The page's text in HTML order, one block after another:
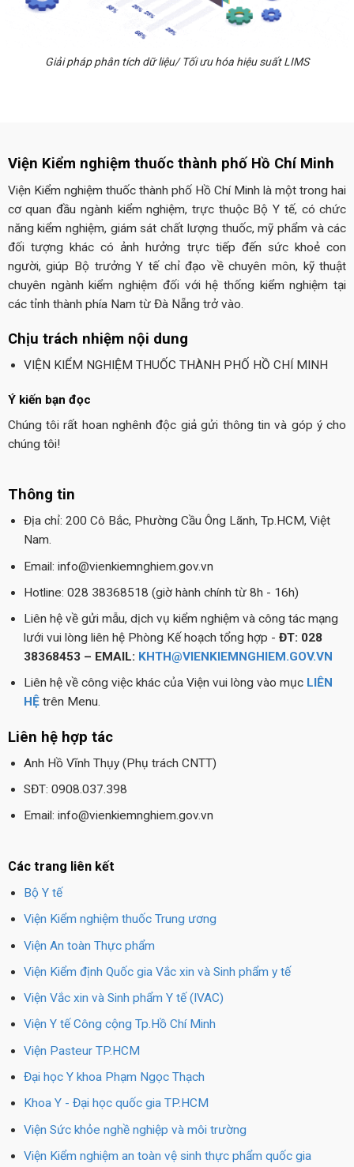
Giải pháp phân tích dữ liệu/ Tối ưu hóa hiệu suất LIMS
Viện Kiểm nghiệm thuốc thành phố Hồ Chí Minh
Viện Kiểm nghiệm thuốc thành phố Hồ Chí Minh là một trong hai
cơ quan đầu ngành kiểm nghiệm, trực thuộc Bộ Y tế, có chức
năng kiểm nghiệm, giám sát chất lượng thuốc, mỹ phẩm và các
đối tượng khác có ảnh hưởng trực tiếp đến sức khoẻ con
người, giúp Bộ trưởng Y tế chỉ đạo về chuyên môn, kỹ thuật
chuyên ngành kiểm nghiệm đối với hệ thống kiểm nghiệm tại
các tỉnh thành phía Nam từ Đà Nẵng trở vào.
Chịu trách nhiệm nội dung
VIỆN KIỂM NGHIỆM THUỐC THÀNH PHỐ HỒ CHÍ MINH
Ý kiến bạn đọc
Chúng tôi rất hoan nghênh độc giả gửi thông tin và góp ý cho
chúng tôi!
Thông tin
Địa chỉ: 200 Cô Bắc, Phường Cầu Ông Lãnh, Tp.HCM, Việt
Nam.
Email: info@vienkiemnghiem.gov.vn
Hotline: 028 38368518 (giờ hành chính từ 8h - 16h)
Liên hệ về gửi mẫu, dịch vụ kiểm nghiệm và công tác mạng
lưới vui lòng liên hệ Phòng Kế hoạch tổng hợp - ĐT: 028
38368453 – EMAIL: KHTH@VIENKIEMNGHIEM.GOV.VN
Liên hệ về công việc khác của Viện vui lòng vào mục LIÊN
HỆtrên Menu.
Liên hệ hợp tác
Anh Hồ Vĩnh Thụy (Phụ trách CNTT)
SĐT: 0908.037.398
Email: info@vienkiemnghiem.gov.vn
Các trang liên kết
Bộ Y tế
Viện Kiểm nghiệm thuốc Trung ương
Viện An toàn Thực phẩm
Viện Kiểm định Quốc gia Vắc xin và Sinh phẩm y tế
Viện Vắc xin và Sinh phẩm Y tế (IVAC)
Viện Y tế Công cộng Tp.Hồ Chí Minh
Viện Pasteur TP.HCM
Đại học Y khoa Phạm Ngọc Thạch
Khoa Y - Đại học quốc gia TP.HCM
Viện Sức khỏe nghề nghiệp và môi trường
Viện Kiểm nghiệm an toàn vệ sinh thực phẩm quốc gia